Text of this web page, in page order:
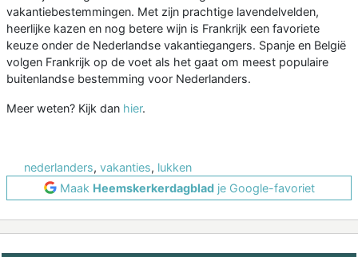
vakantiebestemmingen. Met zijn prachtige lavendelvelden,
heerlijke kazen en nog betere wijn is Frankrijk een favoriete
keuze onder de Nederlandse vakantiegangers. Spanje en België
volgen Frankrijk op de voet als het gaat om meest populaire
buitenlandse bestemming voor Nederlanders.
Meer weten? Kijk dan hier.
nederlanders, vakanties, lukken
Maak Heemskerkerdagbladje Google-favoriet